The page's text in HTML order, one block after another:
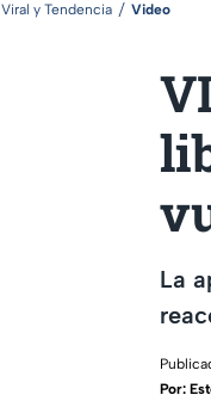
Viral y Tendencia Video
La
Por: